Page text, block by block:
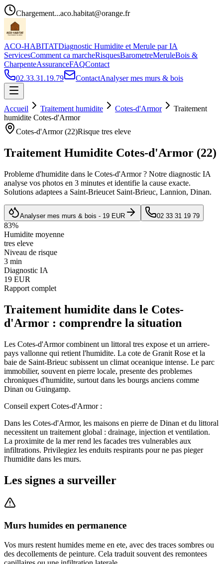
Chargement...aco.habitat@orange.fr
ACO-HABITATDiagnostic Humidite et Merule par IA
ServicesComment ca marcheRisquesBarometreMeruleBois &
CharpenteAssuranceFAQContact
02.33.31.19.79
ContactAnalyser mes murs & bois
Accueil Traitement humidite Cotes-d'Armor
Traitement
humidite Cotes-d'Armor
Cotes-d'Armor(22)Risque tres eleve
Traitement Humidite Cotes-d'Armor (22)
Probleme d'humidite dans le Cotes-d'Armor? Notre diagnostic IA
analyse vos photos en 3 minutes et identifie la cause exacte.
Solutions adaptees a Saint-Brieucet Saint-Brieuc, Lannion, Dinan.
Analyser mes murs & bois - 19 EUR 02 33 31 19 79
83%
Humidite moyenne
tres eleve
Niveau de risque
3 min
Diagnostic IA
19 EUR
Rapport complet
Traitement humidite dans le Cotes-
d'Armor : comprendre la situation
Les Cotes-d'Armor combinent un littoral tres expose et un arriere-
pays vallonne qui retient l'humidite. La cote de Granit Rose et la
baie de Saint-Brieuc subissent un climat oceanique intense. Le parc
immobilier, souvent en pierre locale, presente des problemes
chroniques d'humidite, surtout dans les bourgs anciens comme
Dinan ou Guingamp.
Conseil expert Cotes-d'Armor:
Dans les Cotes-d'Armor, les maisons en pierre de Dinan et du littoral
necessitent un traitement global : drainage, injection et ventilation.
La proximite de la mer rend les facades tres vulnerables aux
infiltrations. Privilegiez les enduits respirants pour ne pas pieger
l'humidite dans les murs.
Les signes a surveiller
Murs humides en permanence
Vos murs restent humides meme en ete, avec des traces sombres ou
des decollements de peinture. Cela traduit souvent des remontees